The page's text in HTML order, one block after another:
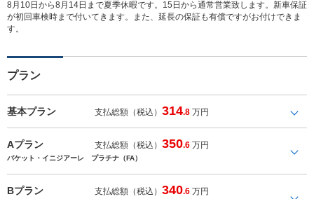
8月10日から8月14日まで夏季休暇です。15日から通常営業致します。新車保証
が初回車検時まで付いてきます。また、延長の保証も有償ですがお付けできま
す。
プラン
基本プラン 支払総額（税込）314.8 万円
Aプラン 支払総額（税込）350.6 万円
パケット・イニジアーレ プラチナ（FA）
Bプラン 支払総額（税込）340.6 万円